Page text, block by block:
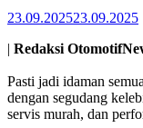
23.09.202523.09.2025
| Redaksi
Pasti jadi idaman
dengan segudang
servis murah, dan